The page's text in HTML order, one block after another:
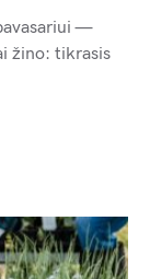
—
žino: tikrasis